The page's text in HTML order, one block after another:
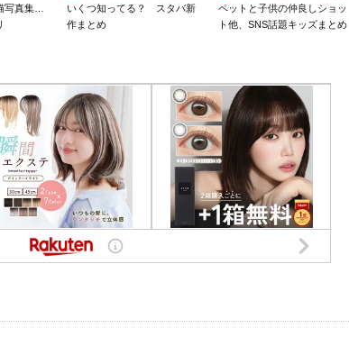
写真集…
いくつ知ってる？ スタバ新
作まとめ
ペットと子供の仲良しショッ
ト他、SNS話題キッズまとめ